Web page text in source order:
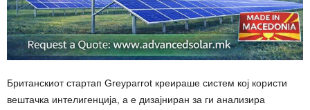
Британскиот стартап Greyparrot креираше систем кој користи
вештачка интелигенција, а е дизајниран за ги анализира